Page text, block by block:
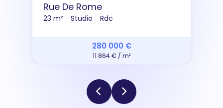
Rue De Rome
23 m² Studio Rdc
280 000 €
11 864 € / m²